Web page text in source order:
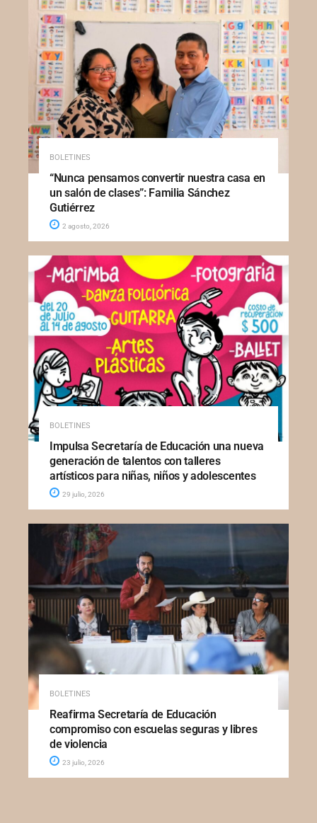
BOLETINES
“Nunca pensamos convertir nuestra casa en
un salón de clases”: Familia Sánchez
Gutiérrez
2 agosto, 2026
BOLETINES
Impulsa Secretaría de Educación una nueva
generación de talentos con talleres
artísticos para niñas, niños y adolescentes
29 julio, 2026
BOLETINES
Reafirma Secretaría de Educación
compromiso con escuelas seguras y libres
de violencia
23 julio, 2026